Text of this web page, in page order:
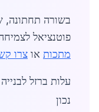
בשורה תחתונה,
פוטנציאל
מתכות או צרו
עלות ברזל
נכון